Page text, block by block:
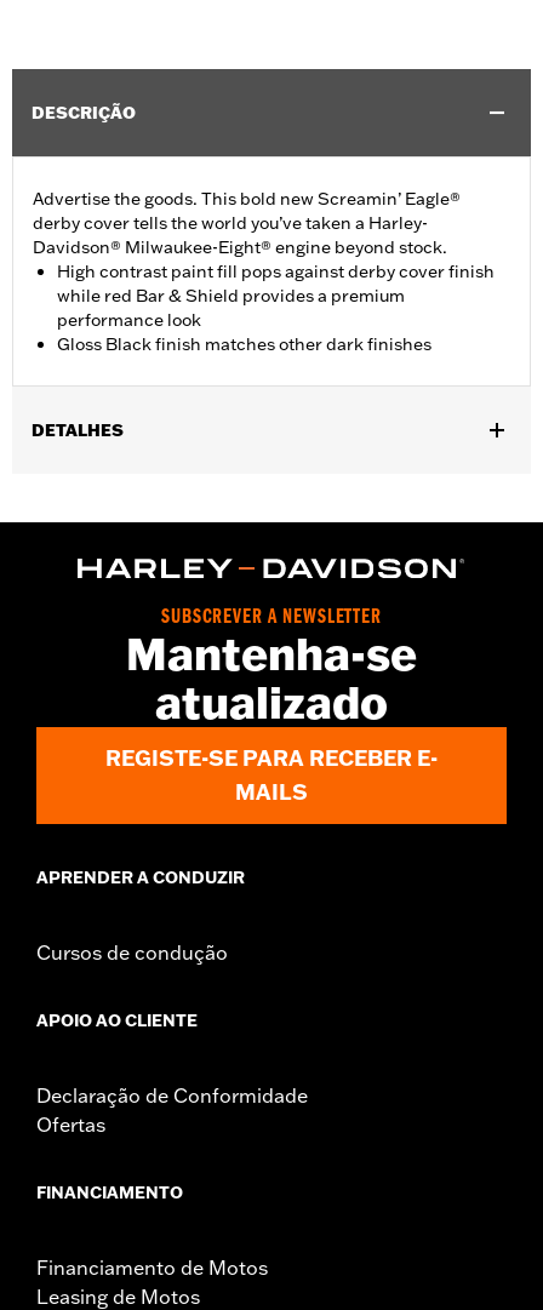
DESCRIÇÃO
Advertise the goods. This bold new Screamin’ Eagle®
derby cover tells the world you’ve taken a Harley-
Davidson® Milwaukee-Eight® engine beyond stock.
High contrast paint fill pops against derby cover finish
while red Bar & Shield provides a premium
performance look
Gloss Black finish matches other dark finishes
DETALHES
Primary Cover P/N 25700385 or 25700438.
Installation Instructions
Each
Derby Cover, hardware and installation instructions
,,,,,,,,,,,,,,,,,,,,,,,,,,,,,,,,,,,,,,,,,,,,,,,,,,,,,,,,,,,,,,,,,,,
Removing and installing engine covers may require
purchase of new gaskets. See dealer for information.
SUBSCREVER A NEWSLETTER
Mantenha-se
atualizado
REGISTE-SE PARA RECEBER E-
MAILS
APRENDER A CONDUZIR
Cursos de condução
APOIO AO CLIENTE
Declaração de Conformidade
Ofertas
FINANCIAMENTO
Financiamento de Motos
Leasing de Motos